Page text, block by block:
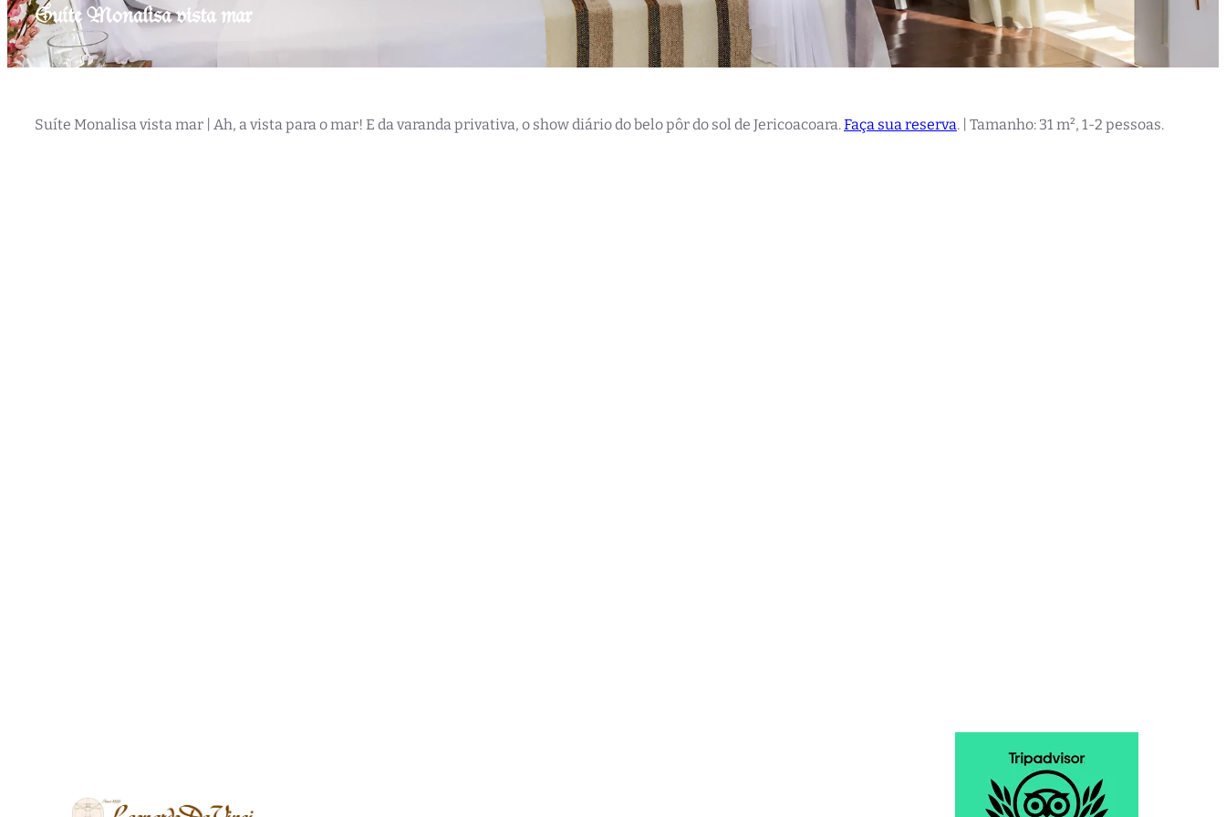
Suíte Monalisa vista mar
Suíte Monalisa vista mar | Ah, a vista para o mar! E da varanda privativa, o show diário do belo pôr do sol de Jericoacoara. Faça sua reserva. | Tamanho: 31 m², 1-2 pessoas.